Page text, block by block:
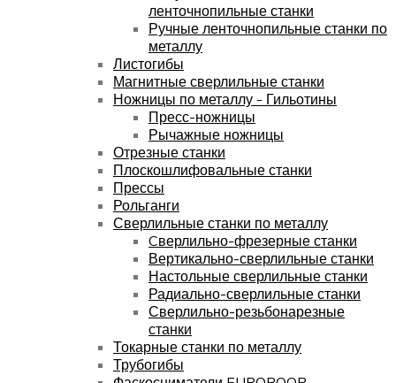
ленточнопильные станки
Ручные ленточнопильные станки по
металлу
Листогибы
Магнитные сверлильные станки
Ножницы по металлу - Гильотины
Пресс-ножницы
Рычажные ножницы
Отрезные станки
Плоскошлифовальные станки
Прессы
Рольганги
Сверлильные станки по металлу
Cверлильно-фрезерные станки
Вертикально-сверлильные станки
Настольные сверлильные станки
Радиально-сверлильные станки
Сверлильно-резьбонарезные
станки
Токарные станки по металлу
Трубогибы